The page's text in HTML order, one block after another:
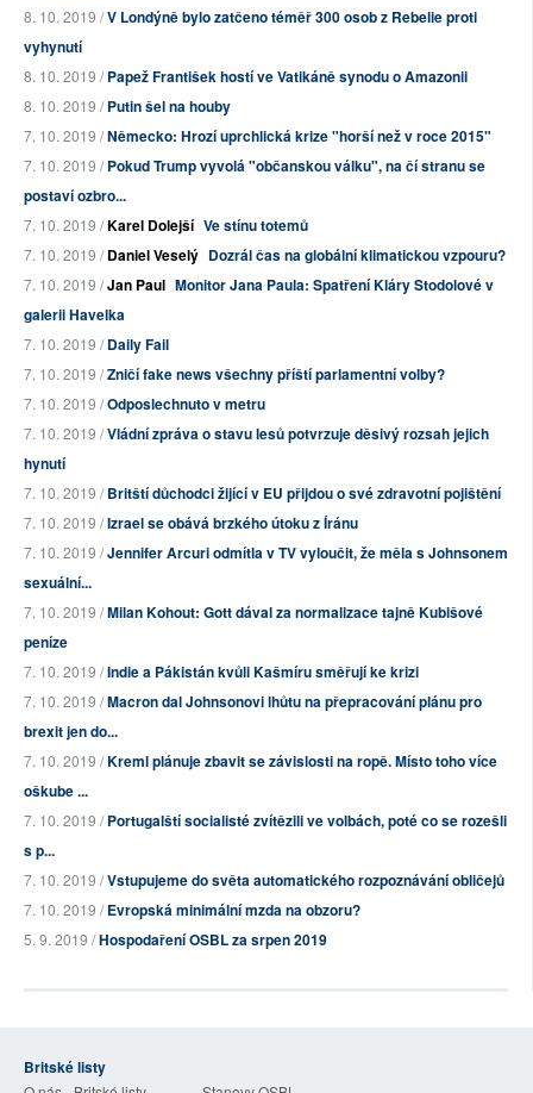
8. 10. 2019 /V Londýně bylo zatčeno téměř 300 osob z Rebelie proti
vyhynutí
8. 10. 2019 /Papež František hostí ve Vatikáně synodu o Amazonii
8. 10. 2019 /Putin šel na houby
7. 10. 2019 /Německo: Hrozí uprchlická krize "horší než v roce 2015"
7. 10. 2019 /Pokud Trump vyvolá "občanskou válku", na čí stranu se
postaví ozbro...
7. 10. 2019 /Karel Dolejší Ve stínu totemů
7. 10. 2019 /Daniel Veselý Dozrál čas na globální klimatickou vzpouru?
7. 10. 2019 /Jan Paul Monitor Jana Paula: Spatření Kláry Stodolové v
galerii Havelka
7. 10. 2019 /Daily Fail
7. 10. 2019 /Zničí fake news všechny příští parlamentní volby?
7. 10. 2019 /Odposlechnuto v metru
7. 10. 2019 /Vládní zpráva o stavu lesů potvrzuje děsivý rozsah jejich
hynutí
7. 10. 2019 /Britští důchodci žijící v EU přijdou o své zdravotní pojištění
7. 10. 2019 /Izrael se obává brzkého útoku z Íránu
7. 10. 2019 /Jennifer Arcuri odmítla v TV vyloučit, že měla s Johnsonem
sexuální...
7. 10. 2019 /Milan Kohout: Gott dával za normalizace tajně Kubišové
peníze
7. 10. 2019 /Indie a Pákistán kvůli Kašmíru směřují ke krizi
7. 10. 2019 /Macron dal Johnsonovi lhůtu na přepracování plánu pro
brexit jen do...
7. 10. 2019 /Kreml plánuje zbavit se závislosti na ropě. Místo toho více
oškube ...
7. 10. 2019 /Portugalští socialisté zvítězili ve volbách, poté co se rozešli
s p...
7. 10. 2019 /Vstupujeme do světa automatického rozpoznávání obličejů
7. 10. 2019 /Evropská minimální mzda na obzoru?
5. 9. 2019 /Hospodaření OSBL za srpen 2019
Britské listy